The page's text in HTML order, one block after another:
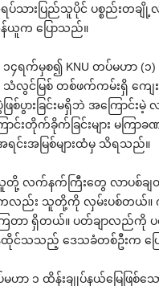
သားပြည်သူပိုင် ပစ္စည်းတခ
န်ယူက ပြောသည်။
၁၄ရက်မှစ၍ KNU တပ်မဟာ (၁)
လွင်မြစ် တစ်ဖက်ကမ်းရှိ ကျေး
စ်ပွားခြင်းမရှိဘဲ အကြောင်း
ောင်းတိုက်ခိုက်ခြင်းများ မကြ
းအမြစ်များထံမှ သိရသည်။
တို့ လက်နက်ကြီးတွေ လာပစ်ချ
လည်း သူတို့ကို လှမ်းပစ်တယ်။ က
ာ ရှိတယ်။ ပတ်ချာလည်ကို ပစ်
ထိုင်သသည့် ဒေသခံတစ်ဦးက ပြ
ဟာ ၁ ထိန်းချုပ်နယ်မြေဖြစ်